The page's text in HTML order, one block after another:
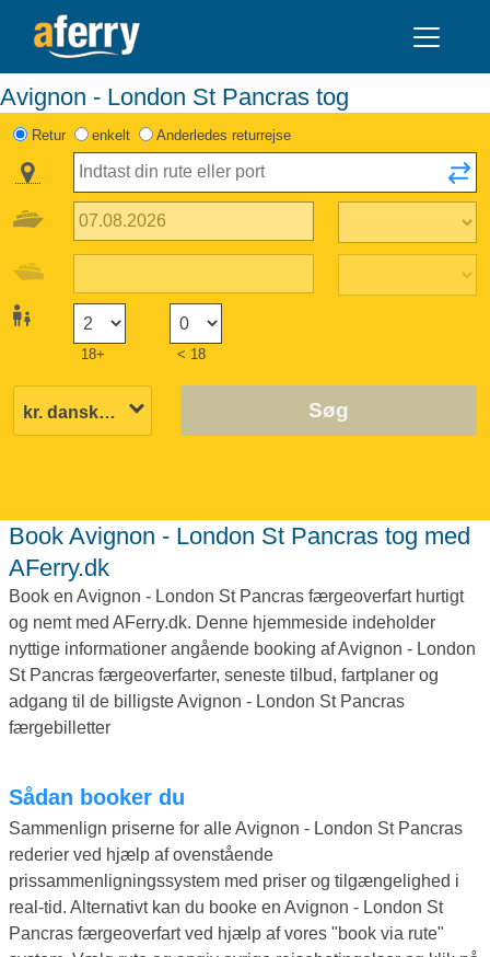
Avignon - London St Pancras tog
Retur enkelt Anderledes returrejse
18+ < 18
Søg
Book Avignon - London St Pancras tog med
AFerry.dk
Book en Avignon - London St Pancras færgeoverfart hurtigt
og nemt med AFerry.dk. Denne hjemmeside indeholder
nyttige informationer angående booking af Avignon - London
St Pancras færgeoverfarter, seneste tilbud, fartplaner og
adgang til de billigste Avignon - London St Pancras
færgebilletter
Sådan booker du
Sammenlign priserne for alle Avignon - London St Pancras
rederier ved hjælp af ovenstående
prissammenligningssystem med priser og tilgængelighed i
real-tid. Alternativt kan du booke en Avignon - London St
Pancras færgeoverfart ved hjælp af vores "book via rute"